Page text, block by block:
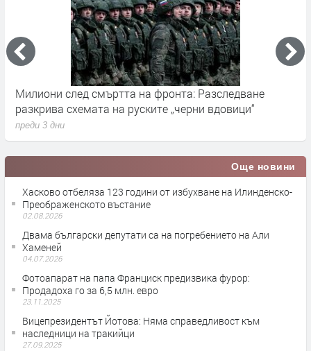
след смъртта на фронта: Разследване
схемата на руските „черни вдовици“
3 дни
Още новини
Хасково отбеляза 123 години от избухване на Илинденско-
Преображенското въстание
02.08.2026
Двама български депутати са на погребението на Али
Хаменей
04.07.2026
Фотоапарат на папа Франциск предизвика фурор:
Продадоха го за 6,5 млн. евро
23.11.2025
Вицепрезидентът Йотова: Няма справедливост към
наследници на тракийци
27.09.2025